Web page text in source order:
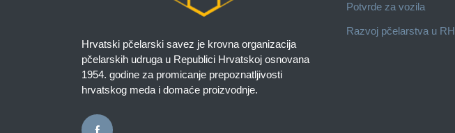
Hrvatski pčelarski savez je krovna organizacija
pčelarskih udruga u Republici Hrvatskoj osnovana
1954. godine za promicanje prepoznatljivosti
hrvatskog meda i domaće proizvodnje.
Potvrde za vozila
Razvoj pčelarstva u RH